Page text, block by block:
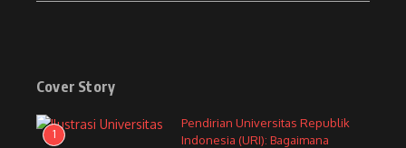
Cover Story
1
Pendirian Universitas Republik
Indonesia (URI): Bagaimana